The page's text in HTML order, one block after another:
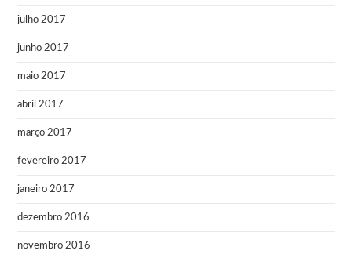
julho 2017
junho 2017
maio 2017
abril 2017
março 2017
fevereiro 2017
janeiro 2017
dezembro 2016
novembro 2016